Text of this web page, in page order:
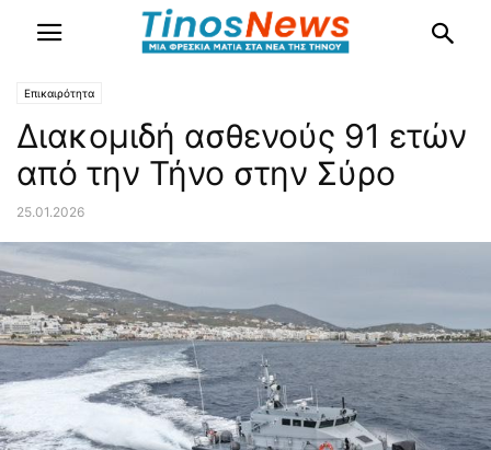
Επικαιρότητα
Διακομιδή ασθενούς 91 ετών
από την Τήνο στην Σύρο
25.01.2026